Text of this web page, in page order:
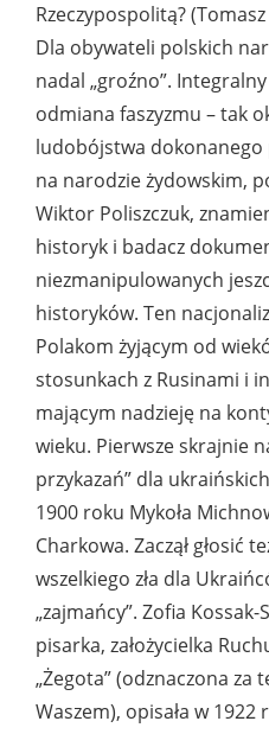
Rzeczypospolitą?
Dla obywateli polskich
nadal „groźno”.
odmiana faszyzmu – tak
ludobójstwa dokonanego
na narodzie żydowskim,
Wiktor Poliszczuk,
historyk i badacz
niezmanipulowanych
historyków. Ten
Polakom żyjącym od
stosunkach z Rusinami i
mającym nadzieję na
wieku. Pierwsze skrajnie
przykazań” dla
1900 roku Mykoła
Charkowa. Zaczął głosić
wszelkiego zła dla
„zajmańcy”. Zofia
pisarka, założycielka
„Żegota” (odznaczona za
Waszem), opisała w